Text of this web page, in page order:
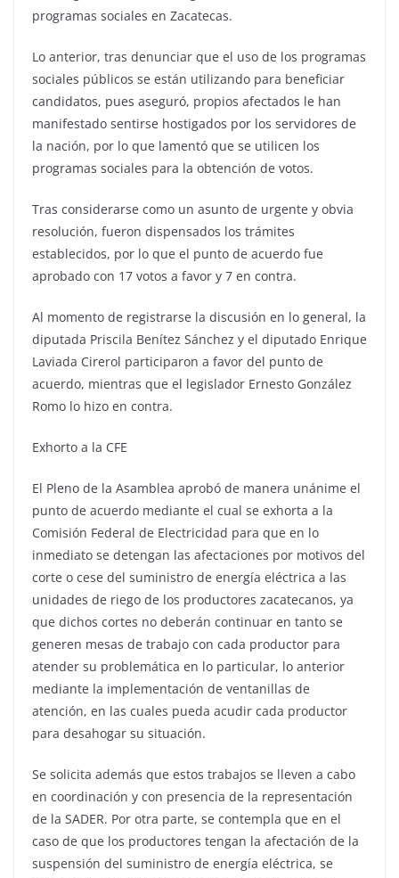
programas sociales en Zacatecas.
Lo anterior, tras denunciar que el uso de los programas
sociales públicos se están utilizando para beneficiar
candidatos, pues aseguró, propios afectados le han
manifestado sentirse hostigados por los servidores de
la nación, por lo que lamentó que se utilicen los
programas sociales para la obtención de votos.
Tras considerarse como un asunto de urgente y obvia
resolución, fueron dispensados los trámites
establecidos, por lo que el punto de acuerdo fue
aprobado con 17 votos a favor y 7 en contra.
Al momento de registrarse la discusión en lo general, la
diputada Priscila Benítez Sánchez y el diputado Enrique
Laviada Cirerol participaron a favor del punto de
acuerdo, mientras que el legislador Ernesto González
Romo lo hizo en contra.
Exhorto a la CFE
El Pleno de la Asamblea aprobó de manera unánime el
punto de acuerdo mediante el cual se exhorta a la
Comisión Federal de Electricidad para que en lo
inmediato se detengan las afectaciones por motivos del
corte o cese del suministro de energía eléctrica a las
unidades de riego de los productores zacatecanos, ya
que dichos cortes no deberán continuar en tanto se
generen mesas de trabajo con cada productor para
atender su problemática en lo particular, lo anterior
mediante la implementación de ventanillas de
atención, en las cuales pueda acudir cada productor
para desahogar su situación.
Se solicita además que estos trabajos se lleven a cabo
en coordinación y con presencia de la representación
de la SADER. Por otra parte, se contempla que en el
caso de que los productores tengan la afectación de la
suspensión del suministro de energía eléctrica, se